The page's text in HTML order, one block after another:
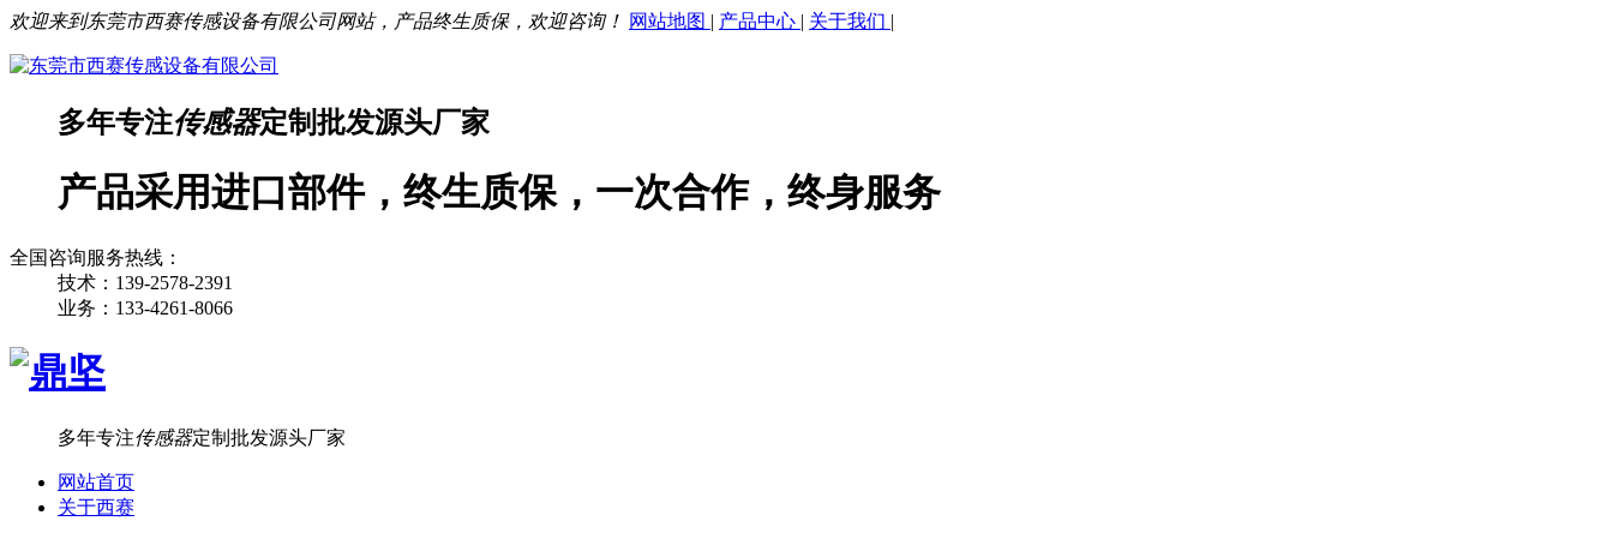
欢迎来到东莞市西赛传感设备有限公司网站，产品终生质保，欢迎咨询！ 网站地图 | 产品中心 | 关于我们 |
多年专注传感器定制批发源头厂家
产品采用进口部件，终生质保，一次合作，终身服务
全国咨询服务热线：
技术：139-2578-2391
业务：133-4261-8066
多年专注传感器定制批发源头厂家
网站首页
关于西赛